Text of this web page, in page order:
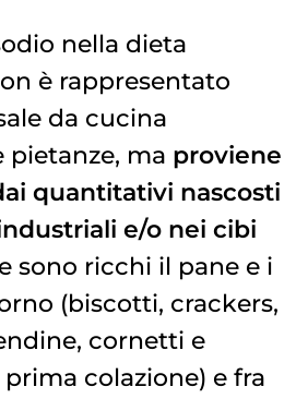
nella dieta
è rappresentato
da cucina
pietanze, ma proviene
quantitativi nascosti
e/o nei cibi
sono ricchi il pane e i
(biscotti, crackers,
cornetti e
colazione) e fra